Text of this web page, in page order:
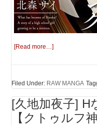
[Read more…]
Filed Under: RAW MANGA
[久地加夜子] H
【クトゥルフ神